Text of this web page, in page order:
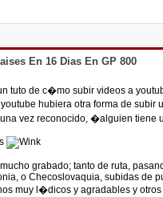
En 16 Dias En GP 800
tuto de c�mo subir videos a
hubiera otra forma de
vez reconocido, �alguien tiene
grabado; tanto de ruta,
o Checoslovaquia, subidas de
muy l�dicos y agradables y